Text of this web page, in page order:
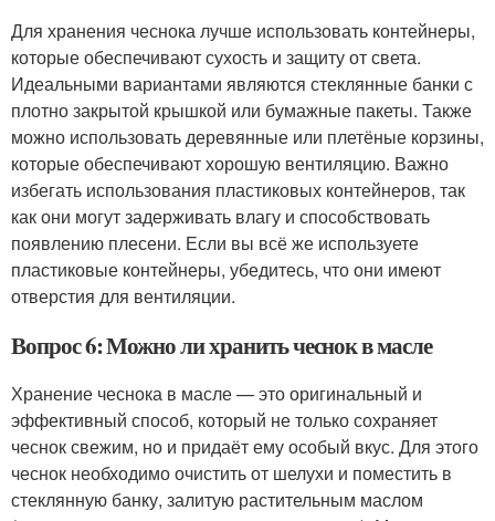
Для хранения чеснока лучше использовать контейнеры,
которые обеспечивают сухость и защиту от света.
Идеальными вариантами являются стеклянные банки с
плотно закрытой крышкой или бумажные пакеты. Также
можно использовать деревянные или плетёные корзины,
которые обеспечивают хорошую вентиляцию. Важно
избегать использования пластиковых контейнеров, так
как они могут задерживать влагу и способствовать
появлению плесени. Если вы всё же используете
пластиковые контейнеры, убедитесь, что они имеют
отверстия для вентиляции.
Вопрос 6: Можно ли хранить чеснок в масле
Хранение чеснока в масле — это оригинальный и
эффективный способ, который не только сохраняет
чеснок свежим, но и придаёт ему особый вкус. Для этого
чеснок необходимо очистить от шелухи и поместить в
стеклянную банку, залитую растительным маслом